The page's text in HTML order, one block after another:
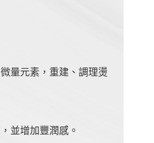
量元素，重建、調理燙
並增加豐潤感。